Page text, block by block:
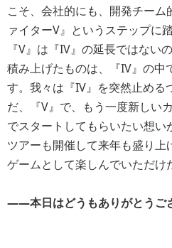
こそ、会社的にも、開発チーム
ァイターV』というステップに
『V』は『IV』の延長ではない
積み上げたものは、『IV』の中
す。我々は『IV』を突然止める
だ、『V』で、もう一度新しい
でスタートしてもらいたい想い
ツアーも開催して来年も盛り
ゲームとして楽しんでいただけ
――本日はどうもありがとうご